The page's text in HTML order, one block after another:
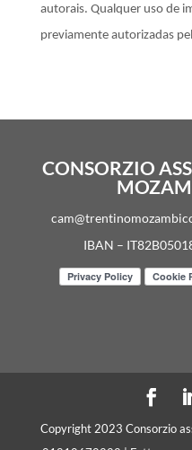
autorais. Qualquer uso de
previamente autorizadas
CONSORZIO
IBAN –
Copyright 2023 Consorzio